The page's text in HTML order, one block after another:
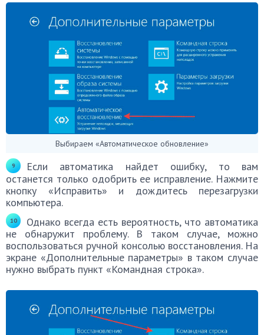
Выбираем «Автоматическое обновление»
Если автоматика найдет ошибку, то вам
останется только одобрить ее исправление. Нажмите
кнопку «Исправить» и дождитесь перезагрузки
компьютера.
Однако всегда есть вероятность, что автоматика
не обнаружит проблему. В таком случае, можно
воспользоваться ручной консолью восстановления. На
экране «Дополнительные параметры» в таком случае
нужно выбрать пункт «Командная строка».